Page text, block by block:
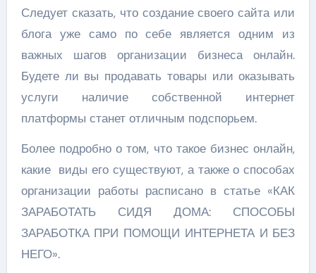
Следует сказать, что создание своего сайта или
блога уже само по себе является одним из
важных шагов организации бизнеса онлайн.
Будете ли вы продавать товары или оказывать
услуги наличие собственной интернет
платформы станет отличным подспорьем.
Более подробно о том, что такое бизнес онлайн,
какие виды его существуют, а также о способах
организации работы расписано в статье «КАК
ЗАРАБОТАТЬ СИДЯ ДОМА: СПОСОБЫ
ЗАРАБОТКА ПРИ ПОМОЩИ ИНТЕРНЕТА И БЕЗ
НЕГО».